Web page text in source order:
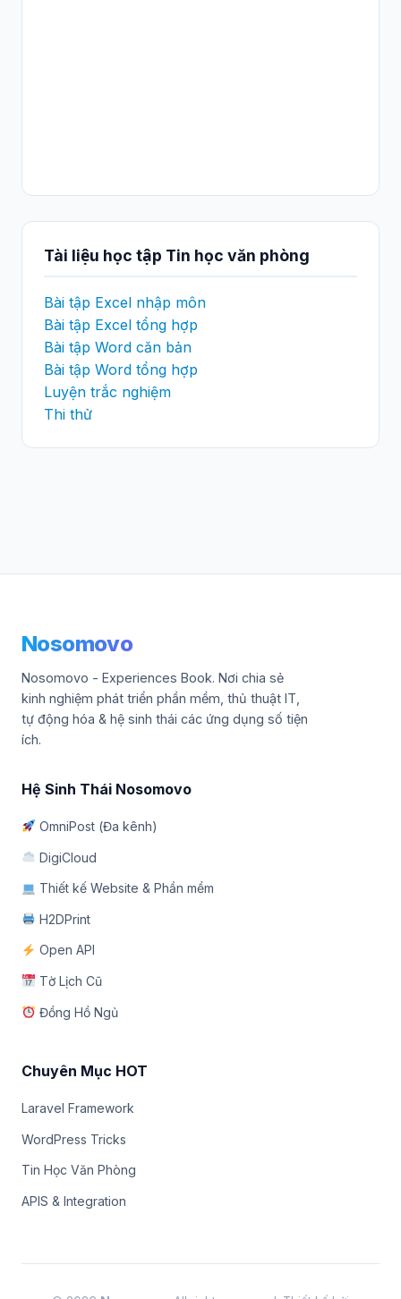
Tài liệu học tập Tin học văn phòng
Bài tập Excel nhập môn
Bài tập Excel tổng hợp
Bài tập Word căn bản
Bài tập Word tổng hợp
Luyện trắc nghiệm
Thi thử
Nosomovo
Nosomovo - Experiences Book. Nơi chia sẻ
kinh nghiệm phát triển phần mềm, thủ thuật IT,
tự động hóa & hệ sinh thái các ứng dụng số tiện
ích.
Hệ Sinh Thái Nosomovo
OmniPost (Đa kênh)
DigiCloud
Thiết kế Website & Phần mềm
H2DPrint
Open API
Tờ Lịch Cũ
Đồng Hồ Ngủ
Chuyên Mục HOT
Laravel Framework
WordPress Tricks
Tin Học Văn Phòng
APIS & Integration